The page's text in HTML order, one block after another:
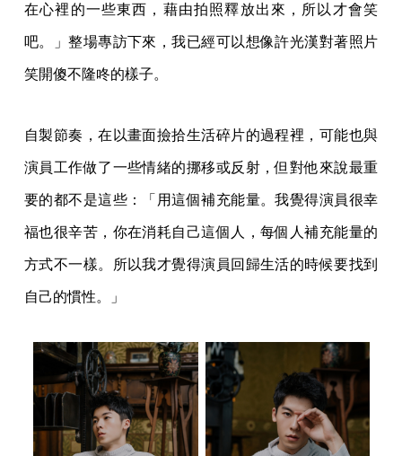
在心裡的一些東西，藉由拍照釋放出來，所以才會笑
吧。」整場專訪下來，我已經可以想像許光漢對著照片
笑開傻不隆咚的樣子。
自製節奏，在以畫面撿拾生活碎片的過程裡，可能也與
演員工作做了一些情緒的挪移或反射，但對他來說最重
要的都不是這些：「用這個補充能量。我覺得演員很幸
福也很辛苦，你在消耗自己這個人，每個人補充能量的
方式不一樣。所以我才覺得演員回歸生活的時候要找到
自己的慣性。」